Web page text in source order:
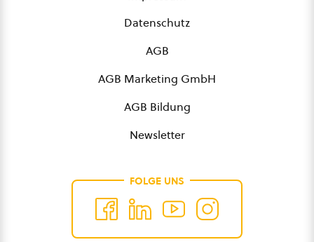
Datenschutz
AGB
AGB Marketing GmbH
AGB Bildung
Newsletter
FOLGE UNS